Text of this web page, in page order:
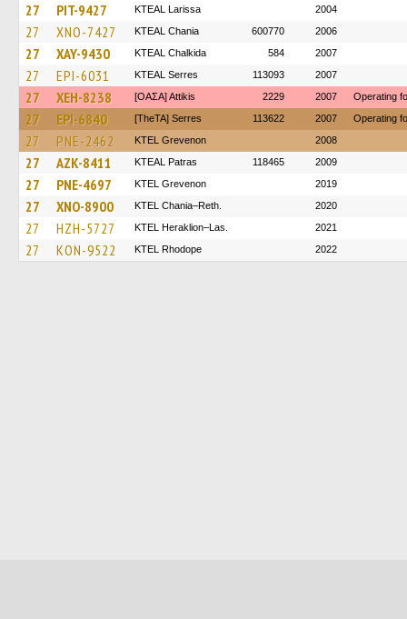
27 PIT-9427 KTEAL Larissa 2004
27 XNO-7427 KTEAL Chania 600770 2006
27 XAY-9430 KTEAL Chalkida 584 2007
27 EPI-6031 KTEAL Serres 113093 2007
27 XEH-8238 [ΟΑΣΑ] Αttikis 2229 2007 Operating
27 EPI-6840 [TheTA] Serres 113622 2007 Operating
27 PNE-2462 ΚΤΕL Grevenon 2008
27 AZK-8411 KTEAL Patras 118465 2009
27 PNE-4697 ΚΤΕL Grevenon 2019
27 XNO-8900 KTEL Chania–Reth. 2020
27 HZH-5727 KTEL Heraklion–Las. 2021
27 KON-9522 KTEL Rhodope 2022